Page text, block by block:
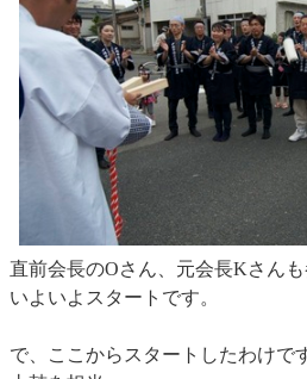
直前会長のOさん、元会長Kさんも
いよいよスタートです。
で、ここからスタートしたわけで